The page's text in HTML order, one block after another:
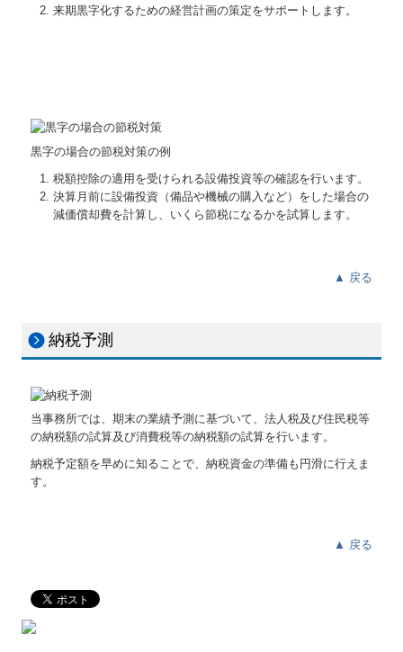
来期黒字化するための経営計画の策定をサポートします。
黒字の場合の節税対策の例
税額控除の適用を受けられる設備投資等の確認を行います。
決算月前に設備投資（備品や機械の購入など）をした場合の
減価償却費を計算し、いくら節税になるかを試算します。
▲ 戻る
納税予測
当事務所では、期末の業績予測に基づいて、法人税及び住民税等
の納税額の試算及び消費税等の納税額の試算を行います。
納税予定額を早めに知ることで、納税資金の準備も円滑に行えま
す。
▲ 戻る